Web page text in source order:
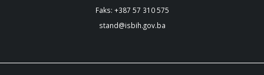
Faks: +387 57 310 575
stand@isbih.gov.ba